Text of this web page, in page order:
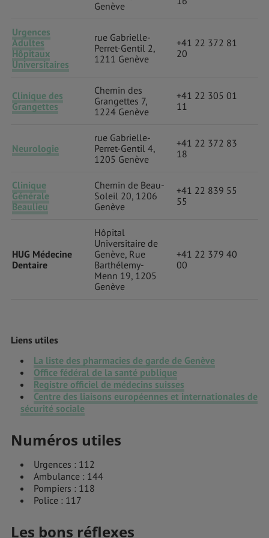
Genève
Urgences
Adultes
Hôpitaux
Universitaires
rue Gabrielle-
Perret-Gentil 2,
1211 Genève
+41 22 372 81
20
Clinique des
Grangettes
Chemin des
Grangettes 7,
1224 Genève
+41 22 305 01
11
Neurologie
rue Gabrielle-
Perret-Gentil 4,
1205 Genève
+41 22 372 83
18
Clinique
Générale
Beaulieu
Chemin de Beau-
Soleil 20, 1206
Genève
+41 22 839 55
55
HUG Médecine
Dentaire
Hôpital
Universitaire de
Genève, Rue
Barthélemy-
Menn 19, 1205
Genève
+41 22 379 40
00
Liens utiles
La liste des pharmacies de garde de Genève
Office fédéral de la santé publique
Registre officiel de médecins suisses
Centre des liaisons européennes et internationales de
sécurité sociale
Numéros utiles
Urgences : 112
Ambulance : 144
Pompiers : 118
Police : 117
Les bons réflexes